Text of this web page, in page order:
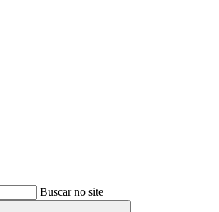
Buscar no site